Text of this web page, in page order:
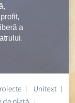
a
Unitext
de plată